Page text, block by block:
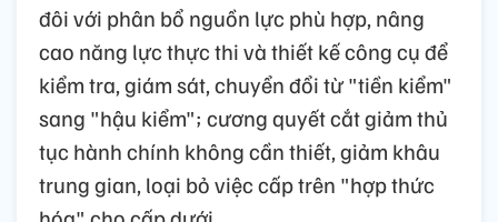
đôi với phân bổ nguồn lực phù hợp, nâng
cao năng lực thực thi và thiết kế công cụ để
kiểm tra, giám sát, chuyển đổi từ "tiền kiểm"
sang "hậu kiểm"; cương quyết cắt giảm thủ
tục hành chính không cần thiết, giảm khâu
trung gian, loại bỏ việc cấp trên "hợp thức